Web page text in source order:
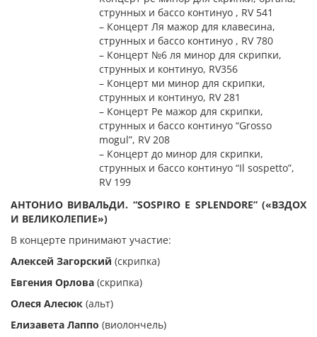
струнных и бассо континуо , RV 541
– Концерт Ля мажор для клавесина,
струнных и бассо континуо , RV 780
– Концерт №6 ля минор для скрипки,
струнных и континуо, RV356
– Концерт ми минор для скрипки,
струнных и континуо, RV 281
– Концерт Ре мажор для скрипки,
струнных и бассо континуо “Grosso
mogul”, RV 208
– Концерт до минор для скрипки,
струнных и бассо континуо “Il sospetto”,
RV 199
АНТОНИО ВИВАЛЬДИ. “SOSPIRO E SPLENDORE” («ВЗДОХ
И ВЕЛИКОЛЕПИЕ»)
В концерте принимают участие:
Алексей Загорский (скрипка)
Евгения Орлова (скрипка)
Олеся Алесюк (альт)
Елизавета Лаппо (виолончель)